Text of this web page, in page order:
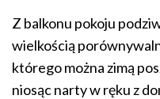
Z balkonu pokoju
wielkością
którego można zimą
niosąc narty w ręku z